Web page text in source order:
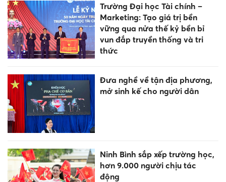
Trường Đại học Tài chính –
Marketing: Tạo giá trị bền
vững qua nửa thế kỷ bền bỉ
vun đắp truyền thống và tri
thức
Đưa nghề về tận địa phương,
mở sinh kế cho người dân
Ninh Bình sắp xếp trường học,
hơn 9.000 người chịu tác
động